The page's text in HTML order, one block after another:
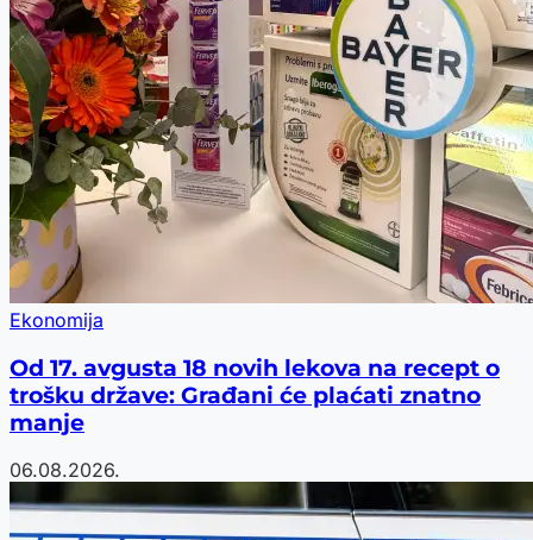
Ekonomija
Od 17. avgusta 18 novih lekova na recept o
trošku države: Građani će plaćati znatno
manje
06.08.2026.